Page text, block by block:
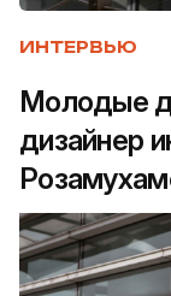
ИНТЕРВЬЮ
Молодые
дизайнер